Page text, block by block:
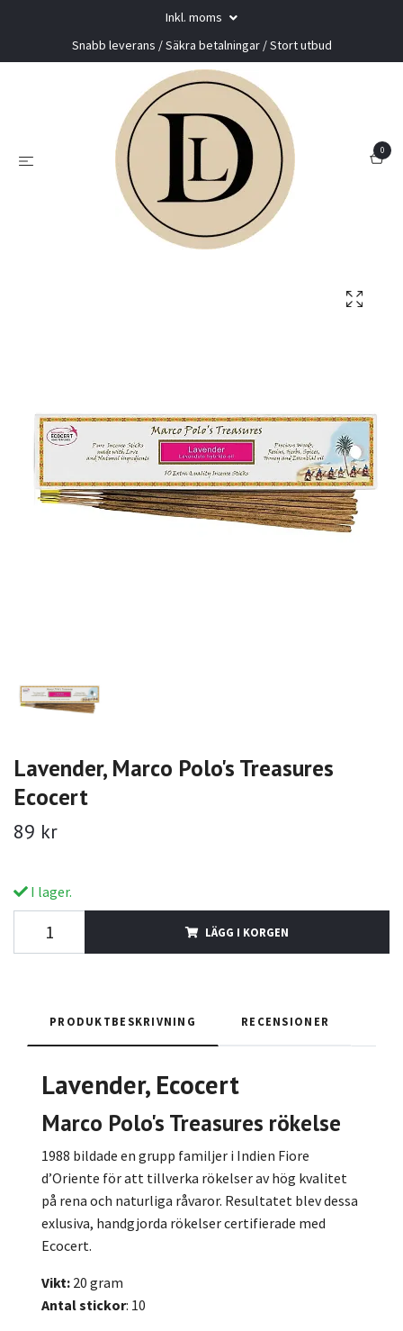
Inkl. moms
Snabb leverans / Säkra betalningar / Stort utbud
0
Lavender, Marco Polo's Treasures
Ecocert
89 kr
I lager.
LÄGG I KORGEN
PRODUKTBESKRIVNING RECENSIONER
Lavender, Ecocert
Marco Polo's Treasures rökelse
1988 bildade en grupp familjer i Indien Fiore
d’Oriente för att tillverka rökelser av hög kvalitet
på rena och naturliga råvaror. Resultatet blev dessa
exlusiva, handgjorda rökelser certifierade med
Ecocert.
Vikt: 20 gram
Antal stickor: 10